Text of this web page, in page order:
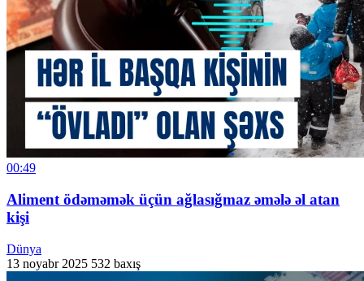
00:49
Aliment ödəməmək üçün ağlasığmaz əmələ əl atan
kişi
Dünya
13 noyabr 2025 532 baxış